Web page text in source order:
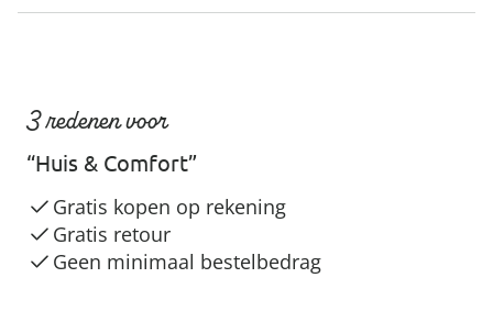
3 redenen voor
“Huis & Comfort”
Gratis kopen op rekening
Gratis retour
Geen minimaal bestelbedrag